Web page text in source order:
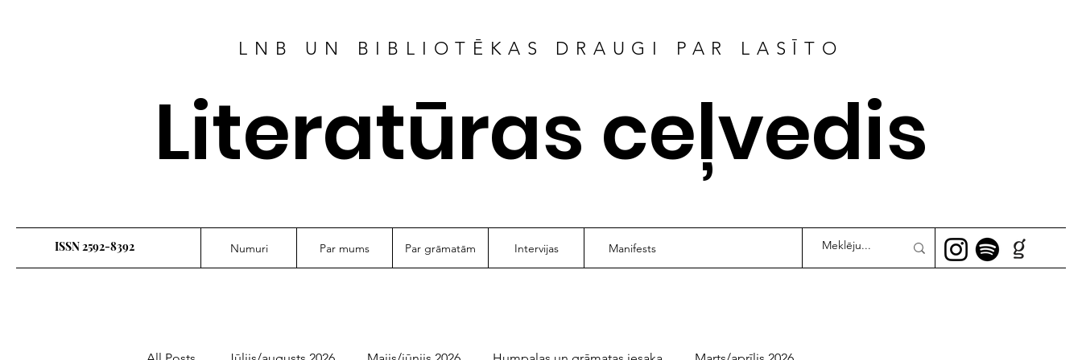
LNB UN BIBLIOTĒKAS DRAUGI PAR LASĪTO
Literatūras ceļvedis
ISSN 2592-8392 Numuri Par mums Par grāmatām Intervijas Manifests